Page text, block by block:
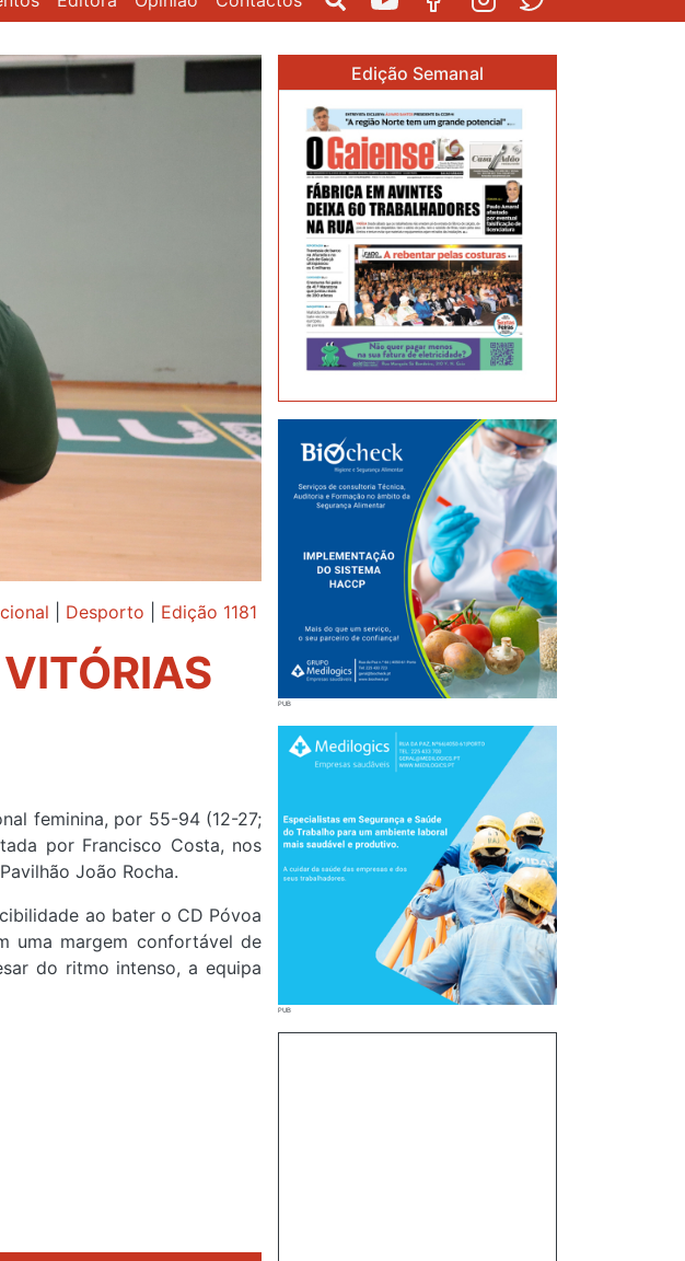
Desporto Edição 1181
feminina, por 55-94 (12-27;
por Francisco Costa, nos
João Rocha.
ao bater o CD Póvoa
uma margem confortável de
do ritmo intenso, a equipa
Edição Semanal